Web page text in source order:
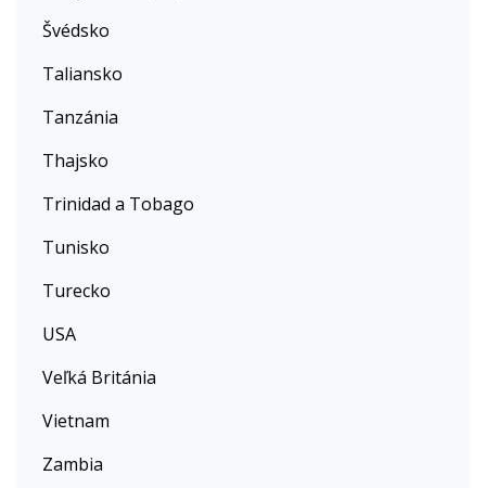
Švédsko
Taliansko
Tanzánia
Thajsko
Trinidad a Tobago
Tunisko
Turecko
USA
Veľká Británia
Vietnam
Zambia